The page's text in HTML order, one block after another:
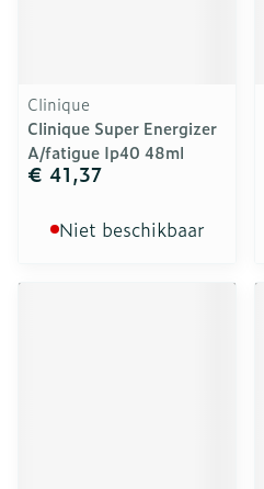
Clinique
Clinique Super Energizer
A/fatigue Ip40 48ml
€ 41,37
Niet beschikbaar